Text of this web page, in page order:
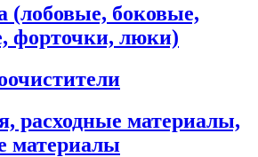
(лобовые, боковые,
форточки, люки)
расходные материалы,
материалы